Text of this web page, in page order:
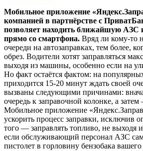
Мобильное приложение
компанией в партнёрстве с
позволяет находить ближайшую АЗС
прямо со смартфона. Вряд ли кому-то
очереди на автозаправках, тем более,
обрез. Водители хотят заправляться
выходя из машины, особенно если на
Но факт остаётся фактом: на
приходится 15-20 минут ждать своей
вызваны следующими причинами:
очередь к заправочной колонке, а
Мобильное приложение
ускорить процесс заправки, исключив
того — заправлять топливо, не выходя
если обслуживающий персонал АЗС
пистолет в горловину бензобака вашего